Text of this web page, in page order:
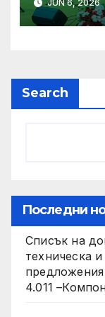
JUN 6, 2026
Search
Последни
Списък на
техническа
4.011